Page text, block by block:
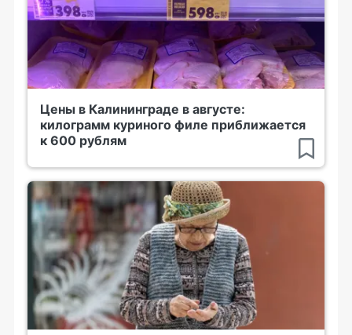
Цены в Калининграде в августе:
килограмм куриного филе приближается
к 600 рублям